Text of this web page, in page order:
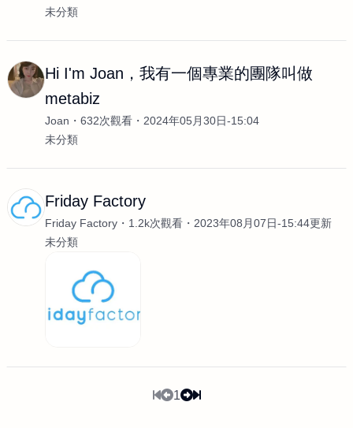
未分類
Hi I'm Joan，我有一個專業的團隊叫做
metabiz
Joan 632次觀看
2024年05月30日-15:04
未分類
Friday Factory
Friday Factory 1.2k次觀看
2023年08月07日-15:44更新
未分類
1